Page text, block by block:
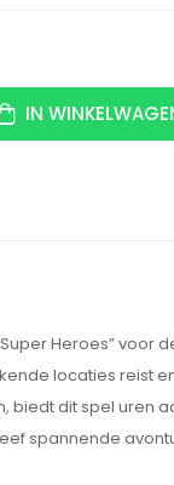
IN
Heroes” voor
locaties reist
biedt dit spel uren
spannende